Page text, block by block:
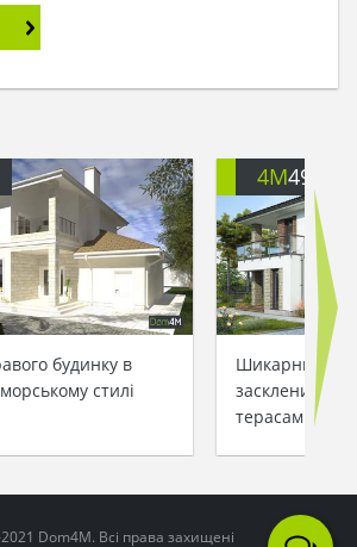
будинку в
стилі
4M499
Шикарний
заскленими
терасами
Dom4M. Всі права захищені